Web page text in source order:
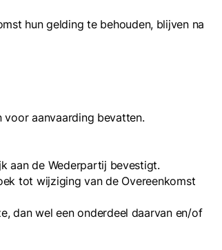
hun gelding te behouden, blijven na
aanvaarding bevatten.
aan de Wederpartij bevestigt.
tot wijziging van de Overeenkomst
dan wel een onderdeel daarvan en/of